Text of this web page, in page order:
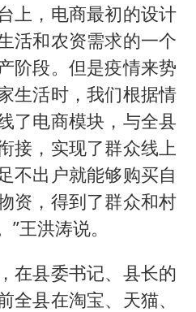
上，电商最初的设计
活和农资需求的一个
阶段。但是疫情来势
生活时，我们根据情
了电商模块，与全县
接，实现了群众线上
不出户就能够购买自
资，得到了群众和村
王洪涛说。
在县委书记、县长的
全县在淘宝、天猫、